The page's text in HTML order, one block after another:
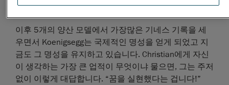
가 그대로 녹아 있습니다.
이후 5개의 양산 모델에서 가장많은 기네스 기록을 세
우면서 Koenigsegg는 국제적인 명성을 얻게 되었고 지
금도 그 명성을 유지하고 있습니다. Christian에게 자신
이 생각하는 가장 큰 업적이 무엇이냐 물으면, 그는 주저
없이 이렇게 대답합니다. “꿈을 실현했다는 겁니다!”